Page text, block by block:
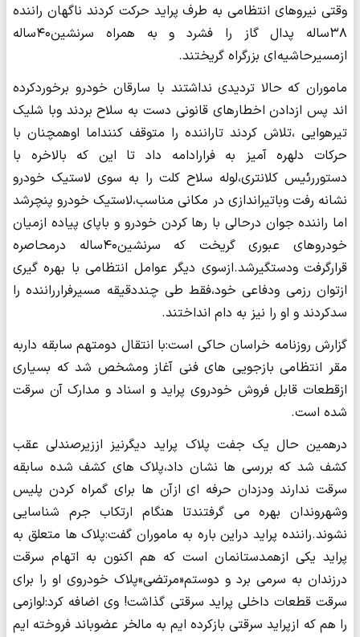
وقتی نیروهای انتظامی به طرف پراید حرکت کردند ناگهان راننده
۳۸ساله پدال گاز را فشرد و به همراه سرنشین۴۰ساله
ازمسیرحاشیه ای بزرگراه گریختند.
ماموران که حالا تردیدی نداشتند با سارقان خودرو برخوردکرده
اند پس ازدادن اخطارهای قانونی دست به سلاح بردند وبا شلیک
تیرهوایی ،تلاش کردند تاراننده را متوقف کننداما اوهمچنان با
حرکات دلهره آمیز به فرارادامه داد تا این که بالاخره با
دستوررئیس کلانتری،لوله سلاح کلت را به سوی لاستیک خودرو
نشانه رفت وباتیراندازی در مکانی مناسب،لاستیک خودرو پنچرشد
اما راننده جوان درحالی با رها کردن خودرو و باپای پیاده ازمیان
خودروهای عبوری گریخت که سرنشین۴۰ساله درمحاصره
قرارگرفت ودستگیرشد.ازسوی دیگر عوامل انتظامی با بهره گیری
ازتوان رزمی ودفاعی خود،فقط طی چنددقیقه مسیرفرارراننده را
سدکردند و او را نیز به دام انداختند.
گزارش روزنامه خراسان حاکی است:با انتقال دومتهم سابقه داربه
مقر انتظامی بازجویی های فنی آغاز ومشخص شد که بسیاری
ازقطعات قابل فروش خودروی پراید و اسناد و مدارک آن سرقت
شده است.
درهمین حال یک جفت پلاک پراید دیگرنیز اززیرصندلی عقب
کشف شد که بررسی ها نشان داد،پلاک های کشف شده سابقه
سرقت ندارند ودزدان حرفه ای ازآن ها برای گمراه کردن پلیس
وشهروندان بهره می گرفتندتا هنگام ارتکاب جرم شناسایی
نشوند.راننده پراید دراین باره به ماموران گفت:پلاک ها متعلق به
پراید یکی ازهمدستانمان است که هم اکنون به اتهام سرقت
درزندان به سرمی برد و دوستم«مرتضی»پلاک خودروی او را برای
سرقت قطعات داخلی پراید سرقتی گذاشت! وی اضافه کرد:لوازمی
را هم که ازپراید سرقتی بازکرده ایم به مالخر عضوباند فروخته ایم